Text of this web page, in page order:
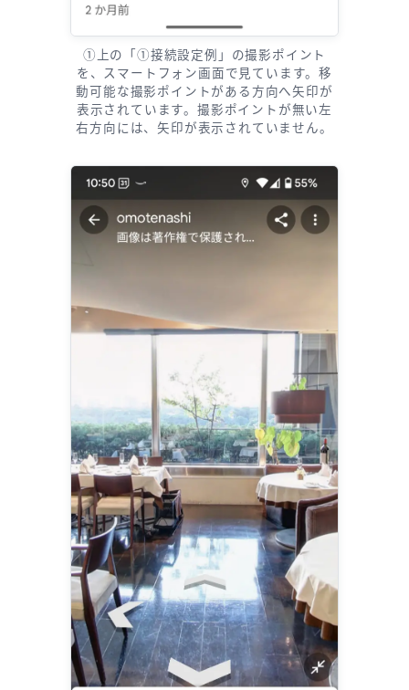
①上の「①接続設定例」の撮影ポイント
を、スマートフォン画面で見ています。移
動可能な撮影ポイントがある方向へ矢印が
表示されています。撮影ポイントが無い左
右方向には、矢印が表示されていません。